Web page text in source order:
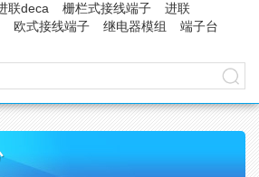
联deca 栅栏式接线端子
进联
欧式接线端子 继电器模组
端子台